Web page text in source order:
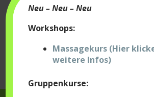
Neu – Neu – Neu
Workshops:
Massagekurs (Hier
weitere Infos)
Gruppenkurse: